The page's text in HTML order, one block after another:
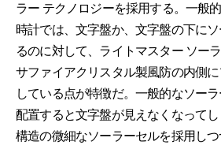
ラー テクノロジーを採用する。一般
時計では、文字盤か、文字盤の下に
るのに対して、ライトマスター ソー
サファイアクリスタル製風防の内側
している点が特徴だ。一般的なソー
配置すると文字盤が見えなくなって
構造の微細なソーラーセルを採用し